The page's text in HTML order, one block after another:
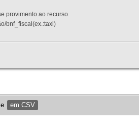
provimento ao recurso.
bnf_fiscal(ex.:taxi)
e em CSV